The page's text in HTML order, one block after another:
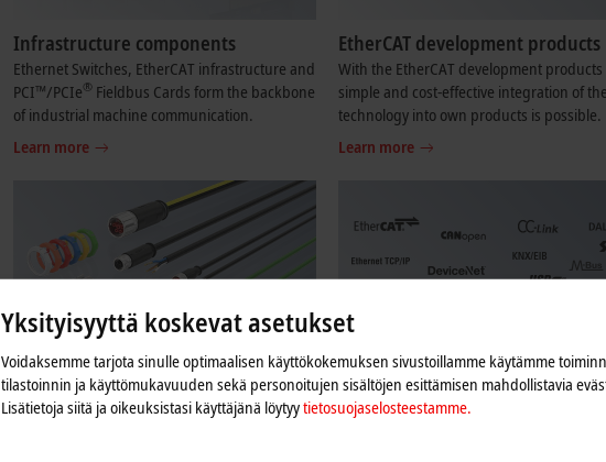
Infrastructure components
Ethernet Switches, EtherCAT infrastructure and
PCI™/PCIe® Fieldbus Cards form the backbone
of industrial machine communication.
Learn more
EtherCAT development products
With the EtherCAT development products
simple and cost-effective integration of the
technology into own products is possible.
Learn more
Yksityisyyttä koskevat asetukset
Voidaksemme tarjota sinulle optimaalisen käyttökokemuksen sivustoillamme käytämme
tilastoinnin ja käyttömukavuuden sekä personoitujen sisältöjen esittämisen mahdollistavia
Lisätietoja siitä ja oikeuksistasi käyttäjänä löytyytietosuojaselosteestamme.